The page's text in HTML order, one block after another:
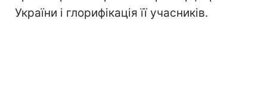
України і глорифікація її учасників.